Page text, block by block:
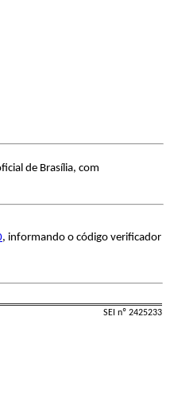
de Brasília, com
, informando o código verificador
SEI nº 2425233